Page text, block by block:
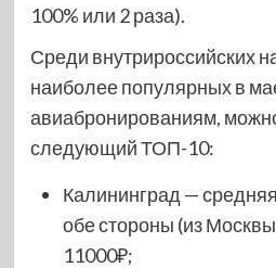
100% или 2 раза).
Среди внутрироссийских
наиболее популярных в
авиабронированиям,
следующий ТОП-10:
Калининград —
обе стороны (из
11000₽;